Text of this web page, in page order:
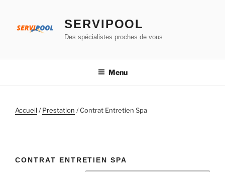
contenu
SERVIPOOL
Des spécialistes proches de vous
Menu
Accueil/Prestation / Contrat Entretien Spa
CONTRAT ENTRETIEN SPA